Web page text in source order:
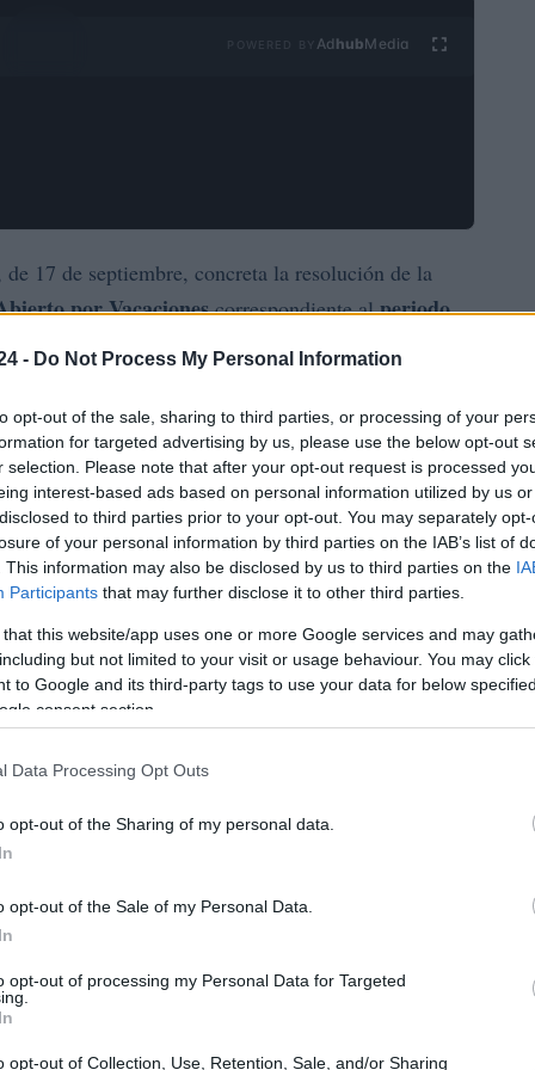
- Do Not Process My Personal Information
opt-out of the sale, sharing to third parties, or processing of your
for targeted advertising by us, please use the below opt-out
selection. Please note that after your opt-out request is processed
interest-based ads based on personal information utilized by us
to third parties prior to your opt-out. You may separately
of your personal information by third parties on the IAB’s list of
This information may also be disclosed by us to third parties on the
Participants that may further disclose it to other third parties.
that this website/app uses one or more Google services and may
but not limited to your visit or usage behaviour. You may
to Google and its third-party tags to use your data for below
consent section.
Data Processing Opt Outs
opt-out of the Sharing of my personal data.
opt-out of the Sale of my Personal Data.
opt-out of processing my Personal Data for Targeted
opt-out of Collection, Use, Retention, Sale, and/or Sharing
Ad hubMedia
de 17 de septiembre, concreta la resolución de la
por Vacacionescorrespondiente alperiodo
administrativo establece quiénes son los
la actividad, manteniendo el foco en la atención
. La medida se enmarca en el curso 2019-2026
específicos fuera del calendario lectivo
fondos, sino también definir el alcance de las
centros receptores. La orden dota de claridad a
intervenciones, combinando
recursos públicos
con
En este sentido, se recuerda la importancia de la
sociales para maximizar el impacto en el
.
centros públicos de Educación Especial
Infantil y Primaria que escolaricen alumnado con
esto significa que la financiación está pensada
el
periodo vacacional de verano y septiembre
adaptados. El texto administrativo señala que las
detectadas en el curso 2019-2026 y favorecer la